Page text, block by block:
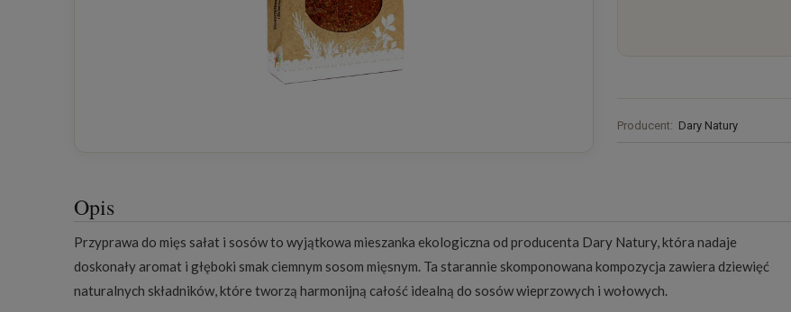
Producent: Dary Natury
Opis
Przyprawa do mięs sałat i sosów to wyjątkowa mieszanka ekologiczna od producenta Dary Natury, która nadaje
doskonały aromat i głęboki smak ciemnym sosom mięsnym. Ta starannie skomponowana kompozycja zawiera dziewięć
naturalnych składników, które tworzą harmonijną całość idealną do sosów wieprzowych i wołowych.